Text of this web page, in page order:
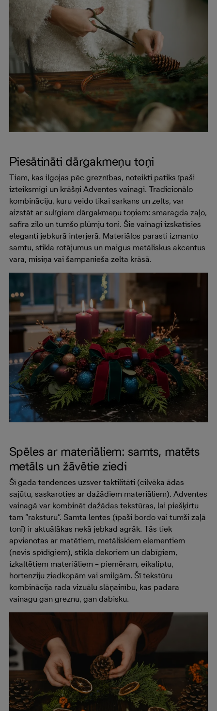
Piesātināti dārgakmeņu toņi
Tiem, kas ilgojas pēc greznības, noteikti patiks īpaši
izteiksmīgi un krāšņi Adventes vainagi. Tradicionālo
kombināciju, kuru veido tikai sarkans un zelts, var
aizstāt ar sulīgiem dārgakmeņu toņiem: smaragda zaļo,
safīra zilo un tumšo plūmju toni. Šie vainagi izskatīsies
eleganti jebkurā interjerā. Materiālos parasti izmanto
samtu, stikla rotājumus un maigus metāliskus akcentus
vara, misiņa vai šampanieša zelta krāsā.
Spēles ar materiāliem: samts, matēts
metāls un žāvētie ziedi
Šī gada tendences uzsver taktilitāti (cilvēka ādas
sajūtu, saskaroties ar dažādiem materiāliem). Adventes
vainagā var kombinēt dažādas tekstūras, lai piešķirtu
tam “raksturu”. Samta lentes (īpaši bordo vai tumši zaļā
tonī) ir aktuālākas nekā jebkad agrāk. Tās tiek
apvienotas ar matētiem, metāliskiem elementiem
(nevis spīdīgiem), stikla dekoriem un dabīgiem,
izkaltētiem materiāliem – piemēram, eikaliptu,
hortenziju ziedkopām vai smilgām. Šī tekstūru
kombinācija rada vizuālu slāņainību, kas padara
vainagu gan greznu, gan dabisku.